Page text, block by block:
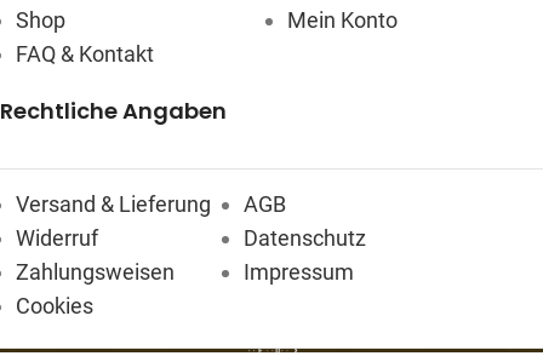
Shop
FAQ & Kontakt
Mein Konto
Rechtliche Angaben
Versand & Lieferung
Widerruf
Zahlungsweisen
Cookies
AGB
Datenschutz
Impressum